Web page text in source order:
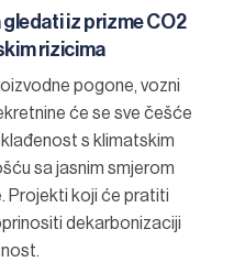
iz prizme CO2
rizicima
pogone, vozni
će se sve češće
s klimatskim
sa jasnim smjerom
Projekti koji će pratiti
dekarbonizaciji